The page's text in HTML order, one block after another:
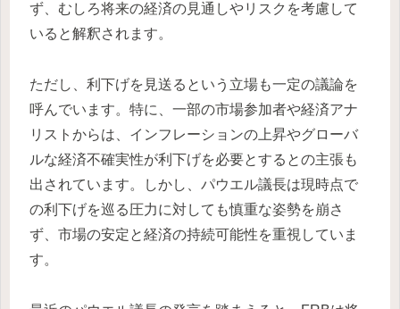
ず、むしろ将来の経済の見通しやリスクを考慮して
いると解釈されます。
ただし、利下げを見送るという立場も一定の議論を
呼んでいます。特に、一部の市場参加者や経済アナ
リストからは、インフレーションの上昇やグローバ
ルな経済不確実性が利下げを必要とするとの主張も
出されています。しかし、パウエル議長は現時点で
の利下げを巡る圧力に対しても慎重な姿勢を崩さ
ず、市場の安定と経済の持続可能性を重視していま
す。